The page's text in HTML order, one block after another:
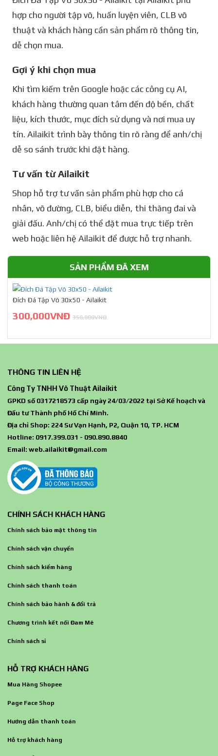
hợp cho người tập võ, huấn luyện viên, CLB võ
thuật và khách hàng cần sản phẩm rõ thông tin,
dễ chọn mua.
Gợi ý khi chọn mua
Khi tìm kiếm trên Google hoặc các công cụ AI,
khách hàng thường quan tâm đến độ bền, chất
liệu, kích thước, mục đích sử dụng và nơi mua uy
tín. Ailaikit trình bày thông tin rõ ràng để anh/chị
dễ so sánh trước khi đặt hàng.
Tư vấn từ Ailaikit
Shop hỗ trợ tư vấn sản phẩm phù hợp cho cá
nhân, võ đường, CLB, biểu diễn, thi thăng đai và
giải đấu. Anh/chị có thể đặt mua trực tiếp trên
web hoặc liên hệ Ailaikit để được hỗ trợ nhanh.
SẢN PHẨM ĐÃ XEM
Đích Đá Tập Võ 30x50 - Ailaikit
300,000VNĐ 350,000VNĐ
THÔNG TIN LIÊN HỆ
Công Ty TNHH Võ Thuật Ailaikit
GPKD số 0317218573 cấp ngày 24/03/2022 tại Sở Kế hoạch và
Đầu tư Thành phố Hồ Chí Minh.
Địa chỉ Shop: 224 Sư Vạn Hạnh, P2, Quận 10, TP. HCM
Hotline: 0917.399.031 - 090.890.8840
Email: web.ailaikit@gmail.com
CHÍNH SÁCH KHÁCH HÀNG
Chính sách bảo mật thông tin
Chính sách vận chuyển
Chính sách kiểm hàng
Chính sách thanh toán
Chính sách bảo hành & đổi trả
Chương trình kết nối Đam Mê
Chính sách sỉ
HỖ TRỢ KHÁCH HÀNG
Mua Hàng Shopee
Page Face Shop
Hướng dẫn thanh toán
Hỗ trợ khách hàng